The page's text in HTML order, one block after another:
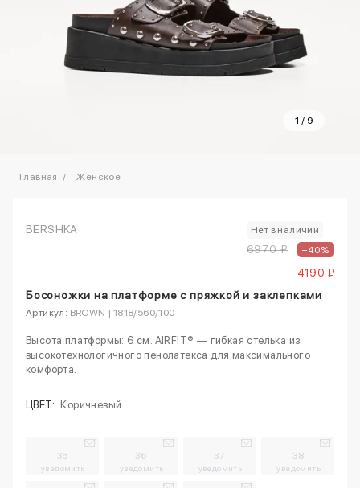
1 / 9
Главная Женское
BERSHKA Нет в наличии
6970 ₽ –40%
4190 ₽
Босоножки на платформе с пряжкой и заклепками
Артикул: BROWN | 1818/560/100
Высота платформы: 6 см. AIRFIT® — гибкая стелька из
высокотехнологичного пенолатекса для максимального
комфорта.
ЦВЕТ: Коричневый
35
уведомить
36
уведомить
37
уведомить
38
уведомить